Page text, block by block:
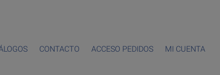
CONTACTO ACCESO PEDIDOS MI CUENTA